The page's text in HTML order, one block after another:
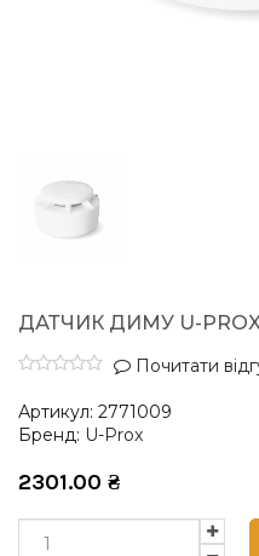
ДАТЧИК ДИМУ U-PROX
Почитати
Артикул: 2771009
Бренд: U-Prox
2301.00 ₴